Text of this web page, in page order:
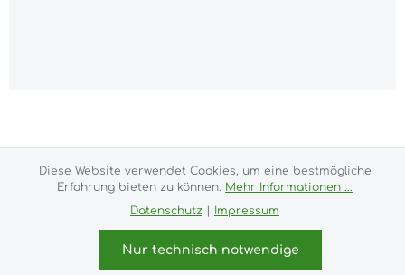
ImpressumVersand- und Zahlungsbedingungen
Allgemeine GeschäftsbedingungenWiderrufsrecht
Kundeninformationen
Diese Website verwendet Cookies, um eine bestmögliche
Erfahrung bieten zu können. Mehr Informationen ...
Datenschutz
Impressum
Nur technisch notwendige